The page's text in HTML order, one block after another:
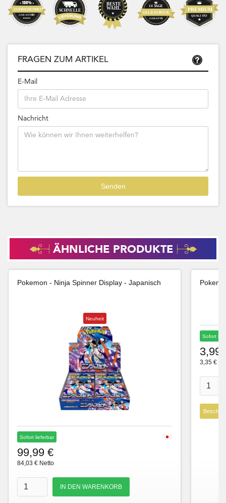
FRAGEN ZUM ARTIKEL
E-Mail
Nachricht
ÄHNLICHE PRODUKTE
Pokemon - Ninja Spinner Display - Japanisch
Neuheit
Sofort lieferbar
99,99 €
84,03 € Netto
Sofort
3,99
3,35 €